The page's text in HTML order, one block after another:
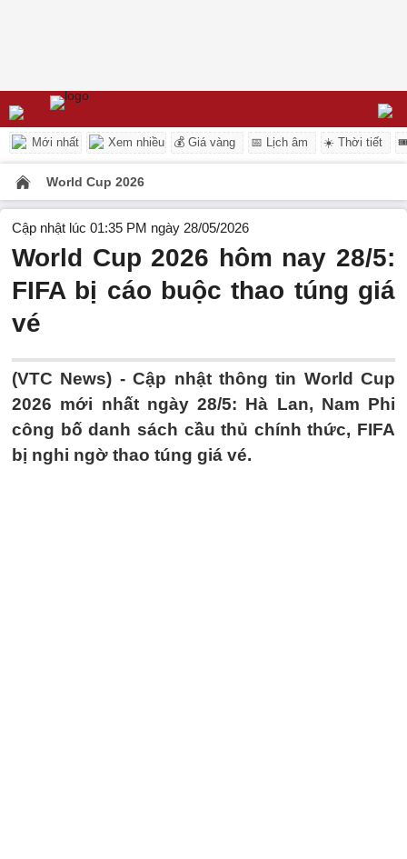
Mới nhất Xem nhiều 💰 Giá vàng 📅 Lịch âm ☀️ Thời tiết
World Cup 2026
Cập nhật lúc 01:35 PM ngày 28/05/2026
World Cup 2026 hôm nay 28/5:
FIFA bị cáo buộc thao túng giá
vé
(VTC News) -Cập nhật thông tin World Cup
2026 mới nhất ngày 28/5: Hà Lan, Nam Phi
công bố danh sách cầu thủ chính thức, FIFA
bị nghi ngờ thao túng giá vé.